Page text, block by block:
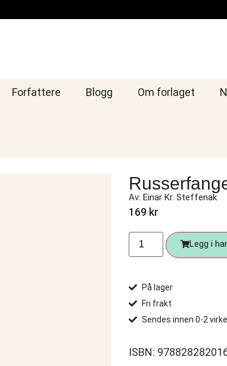
Forfattere Blogg Om forlaget
Av: Einar Kr. Steffenak
169 kr
Legg i
På lager
Fri frakt
Sendes innen 0-2
ISBN: